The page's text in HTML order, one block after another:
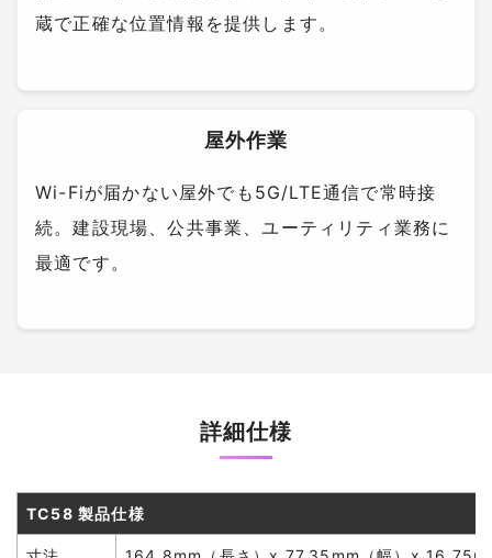
蔵で正確な位置情報を提供します。
屋外作業
Wi-Fiが届かない屋外でも5G/LTE通信で常時接
続。建設現場、公共事業、ユーティリティ業務に
最適です。
詳細仕様
TC58 製品仕様